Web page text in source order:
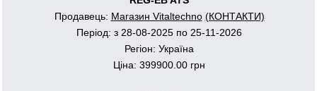
Продавець: Магазин Vitaltechno (КОНТАКТИ)
Період: з 28-08-2025 по 25-11-2026
Регіон: Україна
Ціна: 399900.00 грн